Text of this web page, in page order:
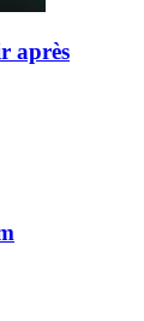
après